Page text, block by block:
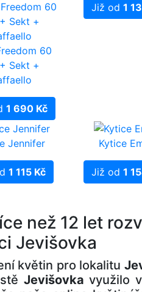
60
Sekt +
1 690 Kč
Již od 1
Jennifer
1 115 Kč
Kytice
Již od 1
než 12 let
Jevišovka
květin pro lokalitu
Jevišovka využilo